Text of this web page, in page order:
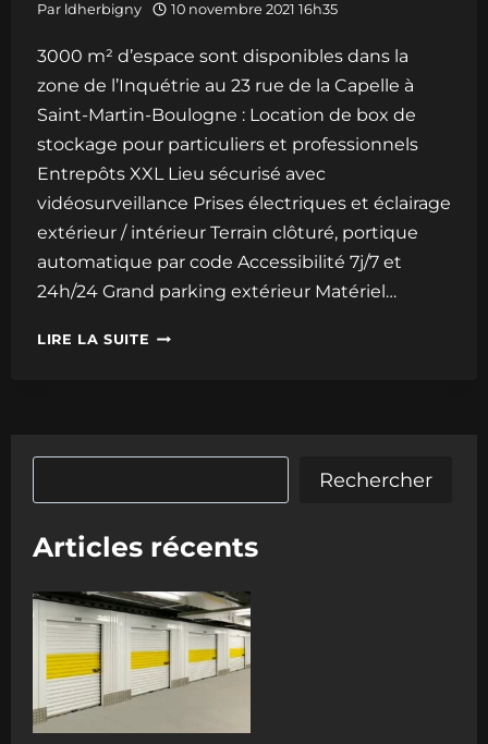
Par ldherbigny 10 novembre 2021 16h35
3000 m² d’espace sont disponibles dans la
zone de l’Inquétrie au 23 rue de la Capelle à
Saint-Martin-Boulogne : Location de box de
stockage pour particuliers et professionnels
Entrepôts XXL Lieu sécurisé avec
vidéosurveillance Prises électriques et éclairage
extérieur / intérieur Terrain clôturé, portique
automatique par code Accessibilité 7j/7 et
24h/24 Grand parking extérieur Matériel…
LIRE LA SUITE CLASSE
Rechercher
Articles récents